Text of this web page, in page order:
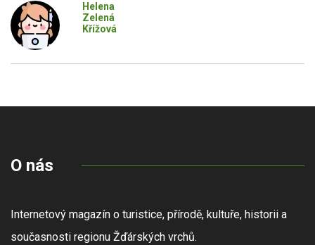
Helena
Zelená
Křížová
O nás
Internetový magazín o turistice, přírodě, kultuře, historii a
současnosti regionu Žďárských vrchů.